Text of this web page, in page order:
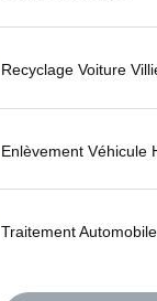
Recyclage Voiture
Enlèvement Véhicule
Traitement